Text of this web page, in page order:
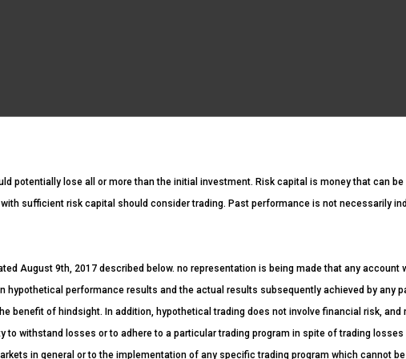
potentially lose all or more than the initial investment. Risk capital is money that can
sufficient risk capital should consider trading. Past performance is not necessarily
August 9th, 2017 described below. no representation is being made that any account
performance results and the actual results subsequently achieved by any
of hindsight. In addition, hypothetical trading does not involve financial risk, and
withstand losses or to adhere to a particular trading program in spite of trading
in general or to the implementation of any specific trading program which cannot